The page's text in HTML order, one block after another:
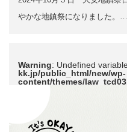
やかな地鎮祭になりました。…
Warning: Undefined
kk.jp/public_html/new/wp-
content/themes/